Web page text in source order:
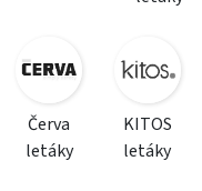
Červa
letáky
KITOS
letáky